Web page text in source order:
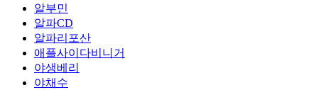
알부민
알파CD
알파리포산
애플사이다비니거
야생베리
야채수